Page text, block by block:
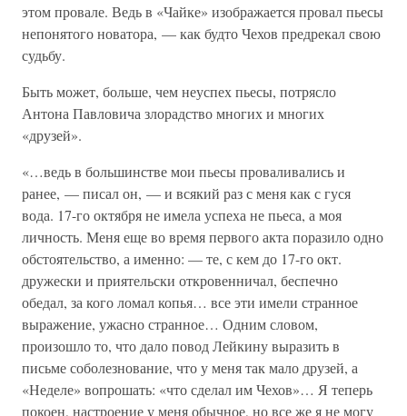
этом провале. Ведь в «Чайке» изображается провал пьесы
непонятого новатора, — как будто Чехов предрекал свою
судьбу.
Быть может, больше, чем неуспех пьесы, потрясло
Антона Павловича злорадство многих и многих
«друзей».
«…ведь в большинстве мои пьесы проваливались и
ранее, — писал он, — и всякий раз с меня как с гуся
вода. 17-го октября не имела успеха не пьеса, а моя
личность. Меня еще во время первого акта поразило одно
обстоятельство, а именно: — те, с кем до 17-го окт.
дружески и приятельски откровенничал, беспечно
обедал, за кого ломал копья… все эти имели странное
выражение, ужасно странное… Одним словом,
произошло то, что дало повод Лейкину выразить в
письме соболезнование, что у меня так мало друзей, а
«Неделе» вопрошать: «что сделал им Чехов»… Я теперь
покоен, настроение у меня обычное, но все же я не могу